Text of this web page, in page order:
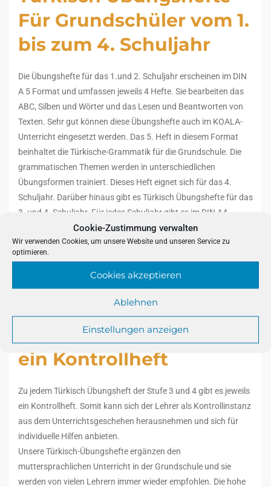
Cookie-Zustimmung verwalten
Wir verwenden Cookies, um unsere Website und unseren Service zu
optimieren.
Cookies akzeptieren
Ablehnen
Einstellungen anzeigen
Für Grundschüler vom 1.
bis zum 4. Schuljahr
Die Übungshefte für das 1.und 2. Schuljahr erscheinen im DIN
A 5 Format und umfassen jeweils 4 Hefte. Sie bearbeiten das
ABC, Silben und Wörter und das Lesen und Beantworten von
Texten. Sehr gut können diese Übungshefte auch im KOALA-
Unterricht eingesetzt werden. Das 5. Heft in diesem Format
beinhaltet die Türkische-Grammatik für die Grundschule. Die
grammatischen Themen werden in unterschiedlichen
Übungsformen trainiert. Dieses Heft eignet sich für das 4.
Schuljahr. Darüber hinaus gibt es Türkisch Übungshefte für das
3. und 4. Schuljahr. Für jedes Schuljahr gibt es im DIN A4
Format jeweils 3 Hefte. Diese Übungshefte bauen aufeinander
auf und enthalten die Themen des Lehrplans. Am Ende von
jedem Heft gibt es einen Selbsttest. Die Schüler können
überprüfen, ob sie den Lernstoff verstanden haben. Das
selbstständige Arbeiten gibt den Schülern viel Motivation für
Jedes Übungsheft hat
ein Kontrollheft
Zu jedem Türkisch Übungsheft der Stufe 3 und 4 gibt es jeweils
ein Kontrollheft. Somit kann sich der Lehrer als Kontrollinstanz
aus dem Unterrichtsgeschehen herausnehmen und sich für
individuelle Hilfen anbieten.
Unsere Türkisch-Übungshefte ergänzen den
muttersprachlichen Unterricht in der Grundschule und sie
werden von vielen Lehrern immer wieder empfohlen. Die hohe